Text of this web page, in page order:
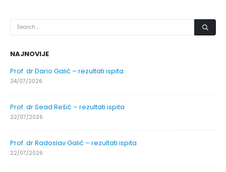
NAJNOVIJE
Prof. dr Dario Galić – rezultati ispita
24/07/2026
Prof. dr Sead Rešić – rezultati ispita
22/07/2026
Prof. dr Radoslav Galić – rezultati ispita
22/07/2026